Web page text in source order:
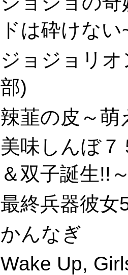
ドは砕けない
ジョジョリ
部)
辣韮の皮～萌
美味しんぼ７
＆双子誕生!!
最終兵器彼女
かんなぎ
Wake Up,